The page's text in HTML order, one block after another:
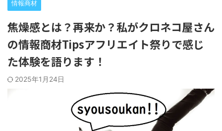
情報商材
焦燥感とは？再来か？私がクロネコ屋さん
の情報商材Tipsアフリエイト祭りで感じ
た体験を語ります！
2025年1月24日